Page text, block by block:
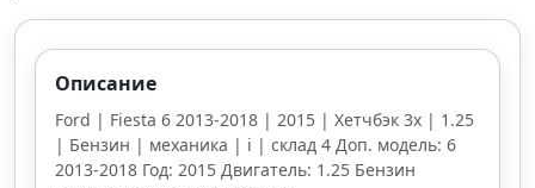
Описание
Ford | Fiesta 6 2013-2018 | 2015 | Хетчбэк 3х | 1.25
| Бензин | механика | i | склад 4 Доп. модель: 6
2013-2018 Год: 2015 Двигатель: 1.25 Бензин